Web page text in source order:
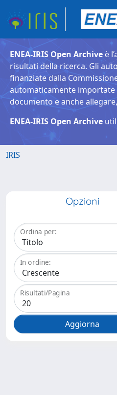
ENEA-IRIS Open Archive è
risultati della ricerca. Gli
finanziate dalla
automaticamente importate
documento e anche
ENEA-IRIS Open Archive
IRIS
Opzioni
Ordina per:
In ordine:
Risultati/Pagina